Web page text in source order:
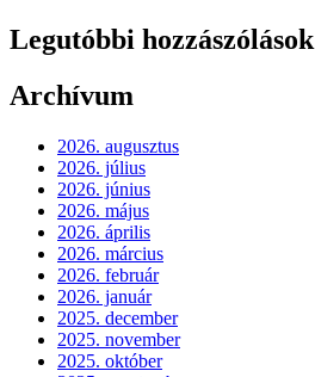
Legutóbbi hozzászólások
Archívum
2026. augusztus
2026. július
2026. június
2026. május
2026. április
2026. március
2026. február
2026. január
2025. december
2025. november
2025. október